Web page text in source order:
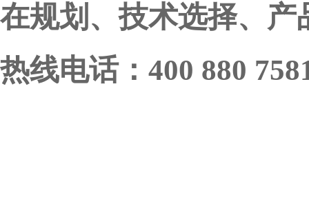
在规划、技术选择、
热线电话：400 880